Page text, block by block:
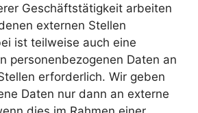
Geschäftstätigkeit arbeiten
externen Stellen
ist teilweise auch eine
personenbezogenen Daten an
erforderlich. Wir geben
Daten nur dann an externe